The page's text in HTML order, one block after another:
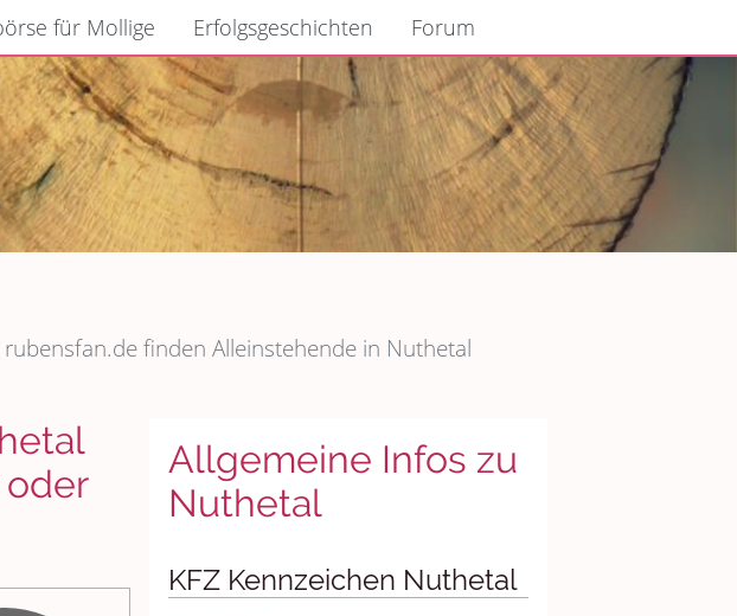
für Mollige Erfolgsgeschichten Forum
finden Alleinstehende in Nuthetal
Allgemeine Infos zu
Nuthetal
KFZ Kennzeichen Nuthetal